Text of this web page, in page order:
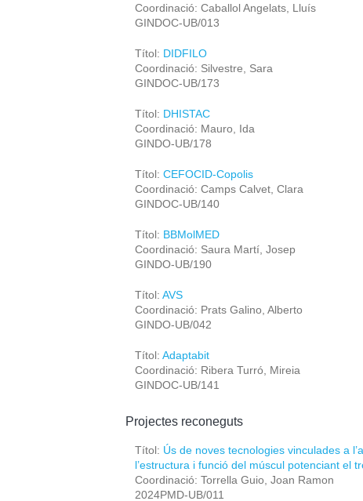
Coordinació: Caballol Angelats, Lluís
GINDOC-UB/013
Títol: DIDFILO
Coordinació: Silvestre, Sara
GINDOC-UB/173
Títol: DHISTAC
Coordinació: Mauro, Ida
GINDO-UB/178
Títol: CEFOCID-Copolis
Coordinació: Camps Calvet, Clara
GINDOC-UB/140
Títol: BBMolMED
Coordinació: Saura Martí, Josep
GINDO-UB/190
Títol: AVS
Coordinació: Prats Galino, Alberto
GINDO-UB/042
Títol: Adaptabit
Coordinació: Ribera Turró, Mireia
GINDOC-UB/141
Projectes reconeguts
Títol: Ús de noves tecnologies vinculades a
l’estructura i funció del múscul potenciant el
Coordinació: Torrella Guio, Joan Ramon
2024PMD-UB/011